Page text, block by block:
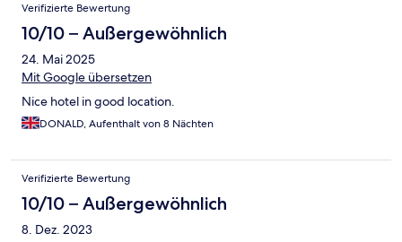
Verifizierte Bewertung
10/10 – Außergewöhnlich
24. Mai 2025
Mit Google übersetzen
Nice hotel in good location.
DONALD, Aufenthalt von 8 Nächten
Verifizierte Bewertung
10/10 – Außergewöhnlich
8. Dez. 2023